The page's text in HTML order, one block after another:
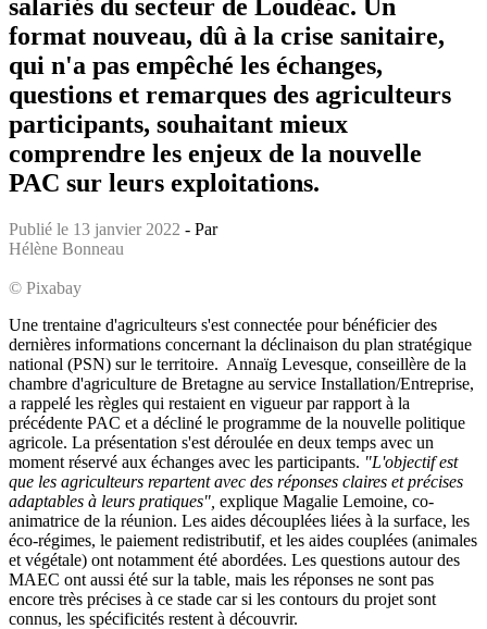
salariés du secteur de Loudéac. Un
format nouveau, dû à la crise sanitaire,
qui n'a pas empêché les échanges,
questions et remarques des agriculteurs
participants, souhaitant mieux
comprendre les enjeux de la nouvelle
PAC sur leurs exploitations.
Publié le 13 janvier 2022 - Par
Hélène Bonneau
© Pixabay
Une trentaine d'agriculteurs s'est connectée pour bénéficier des
dernières informations concernant la déclinaison du plan stratégique
national (PSN) sur le territoire. Annaïg Levesque, conseillère de la
chambre d'agriculture de Bretagne au service Installation/Entreprise,
a rappelé les règles qui restaient en vigueur par rapport à la
précédente PAC et a décliné le programme de la nouvelle politique
agricole. La présentation s'est déroulée en deux temps avec un
moment réservé aux échanges avec les participants. "L'objectif est
que les agriculteurs repartent avec des réponses claires et précises
adaptables à leurs pratiques", explique Magalie Lemoine, co-
animatrice de la réunion. Les aides découplées liées à la surface, les
éco-régimes, le paiement redistributif, et les aides couplées (animales
et végétale) ont notamment été abordées. Les questions autour des
MAEC ont aussi été sur la table, mais les réponses ne sont pas
encore très précises à ce stade car si les contours du projet sont
connus, les spécificités restent à découvrir.